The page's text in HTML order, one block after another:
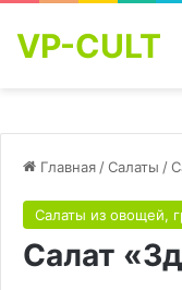
VP-CULT
Главная /Салаты /
Салаты из овощей,
Салат